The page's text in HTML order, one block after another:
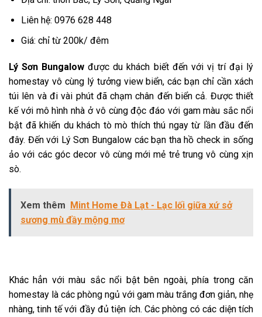
Liên hệ: 0976 628 448
Giá: chỉ từ 200k/ đêm
Lý Sơn Bungalow được du khách biết đến với vị trí đại lý
homestay vô cùng lý tưởng view biển, các bạn chỉ cần xách
túi lên và đi vài phút đã chạm chân đến biển cả. Được thiết
kế với mô hình nhà ở vô cùng độc đáo với gam màu sắc nổi
bật đã khiến du khách tò mò thích thú ngay từ lần đầu đến
đây. Đến với Lý Sơn Bungalow các bạn tha hồ check in sống
ảo với các góc decor vô cùng mới mẻ trẻ trung vô cùng xịn
sò.
Xem thêm Mint Home Đà Lạt - Lạc lối giữa xứ sở
sương mù đầy mộng mơ
Khác hẳn với màu sắc nổi bật bên ngoài, phía trong căn
homestay là các phòng ngủ với gam màu trắng đơn giản, nhẹ
nhàng, tinh tế với đầy đủ tiện ích. Các phòng có các diện tích